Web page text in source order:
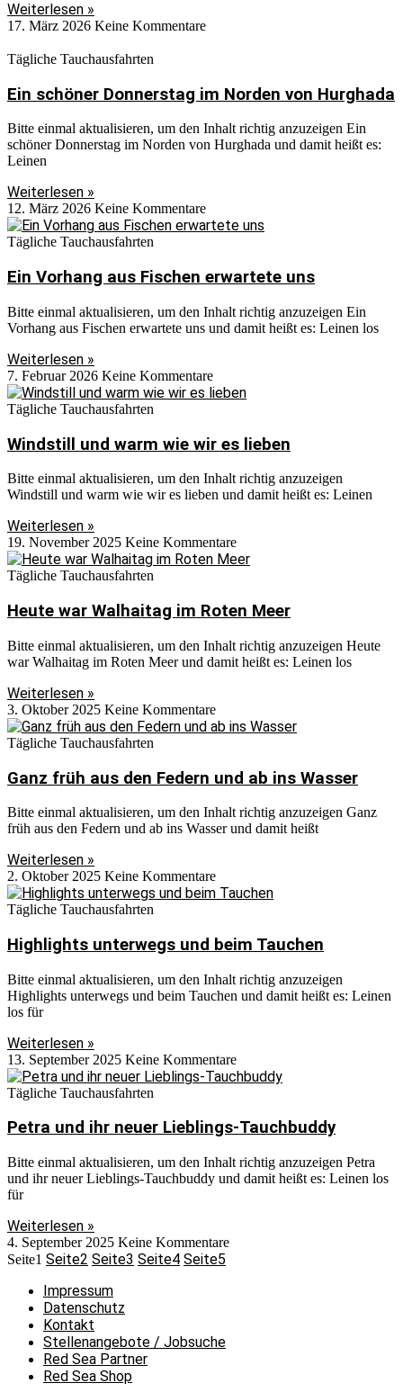
Weiterlesen »
17. März 2026 Keine Kommentare
Tägliche Tauchausfahrten
Ein schöner Donnerstag im Norden von Hurghada
Bitte einmal aktualisieren, um den Inhalt richtig anzuzeigen Ein
schöner Donnerstag im Norden von Hurghada und damit heißt es:
Leinen
Weiterlesen »
12. März 2026 Keine Kommentare
Tägliche Tauchausfahrten
Ein Vorhang aus Fischen erwartete uns
Bitte einmal aktualisieren, um den Inhalt richtig anzuzeigen Ein
Vorhang aus Fischen erwartete uns und damit heißt es: Leinen los
Weiterlesen »
7. Februar 2026 Keine Kommentare
Tägliche Tauchausfahrten
Windstill und warm wie wir es lieben
Bitte einmal aktualisieren, um den Inhalt richtig anzuzeigen
Windstill und warm wie wir es lieben und damit heißt es: Leinen
Weiterlesen »
19. November 2025 Keine Kommentare
Tägliche Tauchausfahrten
Heute war Walhaitag im Roten Meer
Bitte einmal aktualisieren, um den Inhalt richtig anzuzeigen Heute
war Walhaitag im Roten Meer und damit heißt es: Leinen los
Weiterlesen »
3. Oktober 2025 Keine Kommentare
Tägliche Tauchausfahrten
Ganz früh aus den Federn und ab ins Wasser
Bitte einmal aktualisieren, um den Inhalt richtig anzuzeigen Ganz
früh aus den Federn und ab ins Wasser und damit heißt
Weiterlesen »
2. Oktober 2025 Keine Kommentare
Tägliche Tauchausfahrten
Highlights unterwegs und beim Tauchen
Bitte einmal aktualisieren, um den Inhalt richtig anzuzeigen
Highlights unterwegs und beim Tauchen und damit heißt es: Leinen
los für
Weiterlesen »
13. September 2025 Keine Kommentare
Tägliche Tauchausfahrten
Petra und ihr neuer Lieblings-Tauchbuddy
Bitte einmal aktualisieren, um den Inhalt richtig anzuzeigen Petra
und ihr neuer Lieblings-Tauchbuddy und damit heißt es: Leinen los
für
Weiterlesen »
4. September 2025 Keine Kommentare
Seite1 Seite2 Seite3 Seite4 Seite5
Impressum
Datenschutz
Kontakt
Stellenangebote / Jobsuche
Red Sea Partner
Red Sea Shop